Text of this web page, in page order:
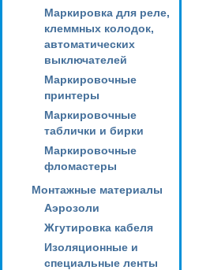
Маркировка для реле,
клеммных колодок,
автоматических
выключателей
Маркировочные
принтеры
Маркировочные
таблички и бирки
Маркировочные
фломастеры
Монтажные материалы
Аэрозоли
Жгутировка кабеля
Изоляционные и
специальные ленты